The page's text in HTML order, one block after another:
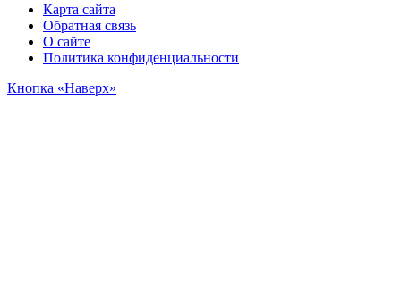
Карта сайта
Обратная связь
О сайте
Политика конфиденциальности
Кнопка «Наверх»